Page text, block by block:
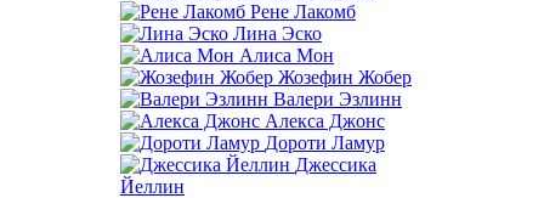
Рене Лакомб
Лина Эско
Алиса Мон
Жозефин Жобер
Валери Эзлинн
Алекса Джонс
Дороти Ламур
Джессика
Йеллин